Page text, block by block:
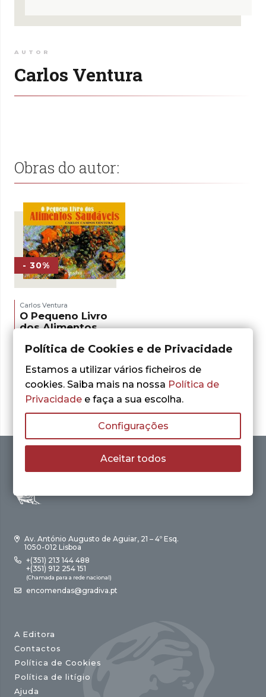
AUTOR
Carlos Ventura
Obras do autor:
- 30%
Carlos Ventura
O Pequeno Livro
dos Alimentos
preço
era:
5,05 €.
preço
é:
3,54 €.
LER MAIS
Av. António Augusto de Aguiar, 21 – 4º Esq.
1050-012 Lisboa
+(351) 213 144 488
+(351) 912 254 151
(Chamada para a rede nacional)
encomendas@gradiva.pt
A Editora
Contactos
Política de Cookies
Política de litígio
Ajuda
Política de Cookies e de Privacidade
Estamos a utilizar vários ficheiros de
cookies. Saiba mais na nossa Política de
Privacidade e faça a sua escolha.
Configurações
Aceitar todos